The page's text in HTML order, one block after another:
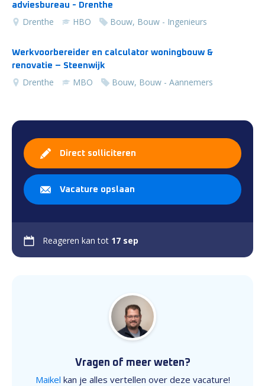
adviesbureau - Drenthe
Drenthe HBO Bouw, Bouw - Ingenieurs
Werkvoorbereider en calculator woningbouw &
renovatie – Steenwijk
Drenthe MBO Bouw, Bouw - Aannemers
Direct solliciteren
Vacature opslaan
Reageren kan tot 17 sep
Vragen of meer weten?
Maikel kan je alles vertellen over deze vacature!